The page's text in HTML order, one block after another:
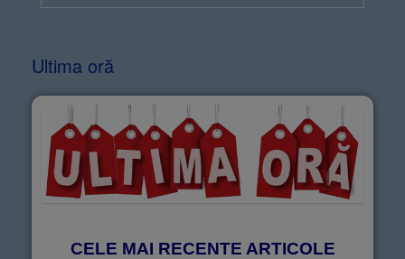
Ultima oră
CELE MAI RECENTE ARTICOLE